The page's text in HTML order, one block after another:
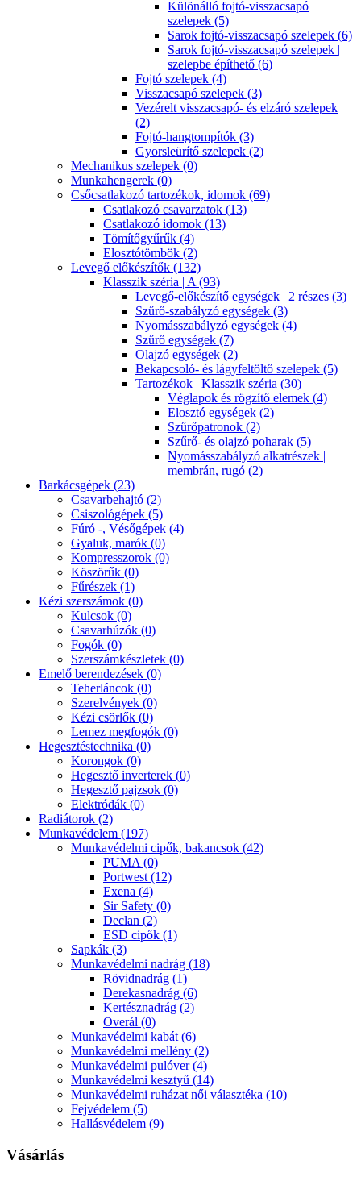
Különálló fojtó-visszacsapó
szelepek (5)
Sarok fojtó-visszacsapó szelepek (6)
Sarok fojtó-visszacsapó szelepek |
szelepbe építhető (6)
Fojtó szelepek (4)
Visszacsapó szelepek (3)
Vezérelt visszacsapó- és elzáró szelepek
(2)
Fojtó-hangtompítók (3)
Gyorsleürítő szelepek (2)
Mechanikus szelepek (0)
Munkahengerek (0)
Csőcsatlakozó tartozékok, idomok (69)
Csatlakozó csavarzatok (13)
Csatlakozó idomok (13)
Tömítőgyűrűk (4)
Elosztótömbök (2)
Levegő előkészítők (132)
Klasszik széria | A (93)
Levegő-előkészítő egységek | 2 részes (3)
Szűrő-szabályzó egységek (3)
Nyomásszabályzó egységek (4)
Szűrő egységek (7)
Olajzó egységek (2)
Bekapcsoló- és lágyfeltöltő szelepek (5)
Tartozékok | Klasszik széria (30)
Véglapok és rögzítő elemek (4)
Elosztó egységek (2)
Szűrőpatronok (2)
Szűrő- és olajzó poharak (5)
Nyomásszabályzó alkatrészek |
membrán, rugó (2)
Barkácsgépek (23)
Csavarbehajtó (2)
Csiszológépek (5)
Fúró -, Vésőgépek (4)
Gyaluk, marók (0)
Kompresszorok (0)
Köszörűk (0)
Fűrészek (1)
Kézi szerszámok (0)
Kulcsok (0)
Csavarhúzók (0)
Fogók (0)
Szerszámkészletek (0)
Emelő berendezések (0)
Teherláncok (0)
Szerelvények (0)
Kézi csörlők (0)
Lemez megfogók (0)
Hegesztéstechnika (0)
Korongok (0)
Hegesztő inverterek (0)
Hegesztő pajzsok (0)
Elektródák (0)
Radiátorok (2)
Munkavédelem (197)
Munkavédelmi cipők, bakancsok (42)
PUMA (0)
Portwest (12)
Exena (4)
Sir Safety (0)
Declan (2)
ESD cipők (1)
Sapkák (3)
Munkavédelmi nadrág (18)
Rövidnadrág (1)
Derekasnadrág (6)
Kertésznadrág (2)
Overál (0)
Munkavédelmi kabát (6)
Munkavédelmi mellény (2)
Munkavédelmi pulóver (4)
Munkavédelmi kesztyű (14)
Munkavédelmi ruházat női választéka (10)
Fejvédelem (5)
Hallásvédelem (9)
Vásárlás